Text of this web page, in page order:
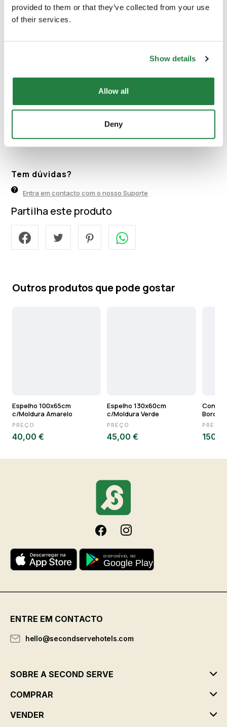
provided to them or that they’ve collected from your use
of their services.
Show details
Allow all
Deny
Calcular custos de envio:
Vendido Por Pestana Hotels
Pestana Hotels Verificado
Membro desde 13 de March de 2025
Tem dúvidas?
Entra em contacto com o nosso Suporte
Partilha este produto
Outros produtos que pode gostar
Espelho 100x65cm
c/Moldura Amarelo
PREÇO
40,00 €
Espelho 130x60cm
c/Moldura Verde
PREÇO
45,00 €
PREÇO
ENTRE EM CONTACTO
hello@secondservehotels.com
SOBRE A SECOND SERVE
COMPRAR
VENDER